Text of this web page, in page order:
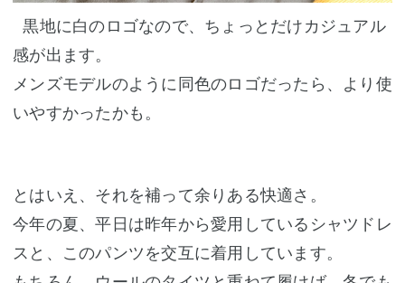
黒地に白のロゴなので、ちょっとだけカジュアル
感が出ます。
メンズモデルのように同色のロゴだったら、より使
いやすかったかも。
とはいえ、それを補って余りある快適さ。
今年の夏、平日は昨年から愛用しているシャツドレ
スと、このパンツを交互に着用しています。